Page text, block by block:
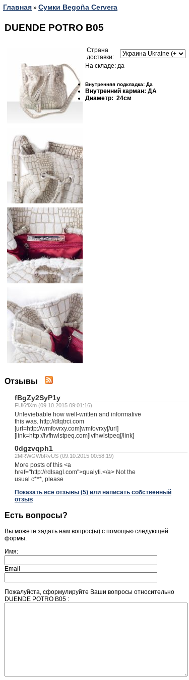
Главная » Сумки Begoña Cervera
DUENDE POTRO B05
Страна
доставки:
На складе: да
Внутренняя подкладка: Да
Внутренний карман: ДА
Диаметр: 24см
Отзывы
fBgZy2SyP1y
FUl6fiXm (09.10.2015 09:01:16)
Unleviebable how well-written and informative
this was. http://dtqtrci.com
[url=http://wmfovrxy.com]wmfovrxy[/url]
[link=http://lvfhwlstpeq.com]lvfhwlstpeq[/link]
0dgzvqph1
2MRWGWbRvUS (09.10.2015 00:58:19)
More posts of this <a
href="http://rdlsagl.com">qualyti.</a> Not the
usual c***, please
Показать все отзывы (5) или написать собственный
отзыв
Есть вопросы?
Вы можете задать нам вопрос(ы) с помощью следующей
формы.
Имя:
Email
Пожалуйста, сформулируйте Ваши вопросы относительно
DUENDE POTRO B05 :